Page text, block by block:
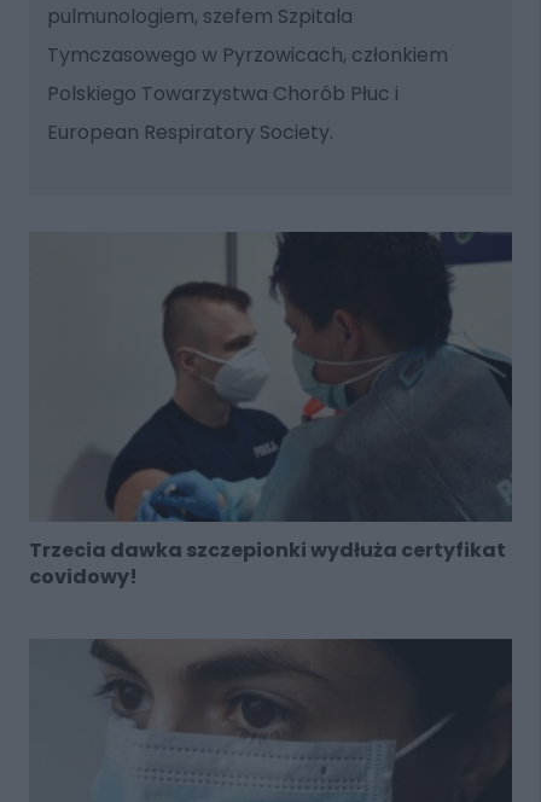
pulmunologiem, szefem Szpitala
Tymczasowego w Pyrzowicach, członkiem
Polskiego Towarzystwa Chorób Płuc i
European Respiratory Society.
Trzecia dawka szczepionki wydłuża certyfikat
covidowy!